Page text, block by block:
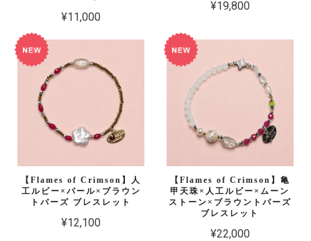
¥11,000
¥19,800
【Flames of Crimson】人
工ルビー×パール×ブラウン
トパーズ ブレスレット
¥12,100
【Flames of Crimson】亀
甲天珠×人工ルビー×ムーン
ストーン×ブラウントパーズ
ブレスレット
¥22,000